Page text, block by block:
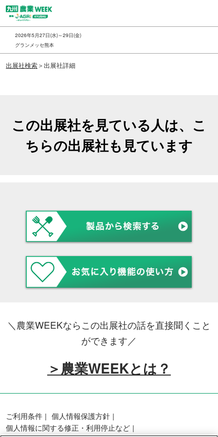
ス
キ
ッ
し
て
2026年5月27日(水)～29日(金)
グランメッセ熊本
出展社検索＞出展社詳細
この出展社を見ている人は、こ
ちらの出展社も見ています
＼農業WEEKならこの出展社の話を直接聞くこと
ができます／
＞農業WEEKとは？
ご利用条件
個人情報保護方針
個人情報に関する修正・利用停止など